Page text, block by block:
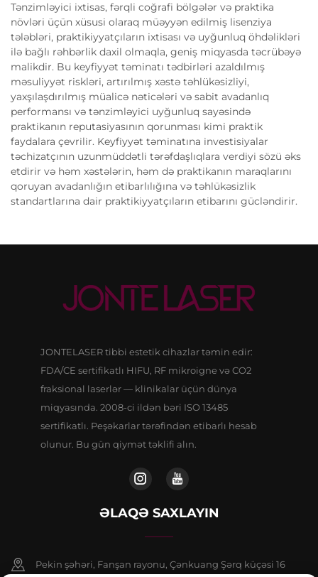
Tənzimləyici ixtisas, fərqli coğrafi bölgələr və praktika
növləri üçün xüsusi olaraq müəyyən edilmiş lisenziya
tələbləri, praktikiyyatçıların ixtisası və uyğunluq öhdəlikləri
ilə bağlı rəhbərlik daxil olmaqla, geniş miqyasda təcrübəyə
malikdir. Bu keyfiyyət təminatı tədbirləri azaldılmış
məsuliyyət riskləri, artırılmış xəstə təhlükəsizliyi,
yaxşılaşdırılmış müalicə nəticələri və sabit avadanlıq
performansı və tənzimləyici uyğunluq sayəsində
praktikanın reputasiyasının qorunması kimi praktik
faydalara çevrilir. Keyfiyyət təminatına investisiyalar
təchizatçının uzunmüddətli tərəfdaşlıqlara verdiyi sözü əks
etdirir və həm xəstələrin, həm də praktikanın maraqlarını
qoruyan avadanlığın etibarlılığına və təhlükəsizlik
standartlarına dair praktikiyyatçıların etibarını gücləndirir.
JONTELASER tibbi estetik cihazlar təmin edir:
FDA/CE sertifikatlı HIFU, RF mikroigne və CO2
fraksional laserlər — klinikalar üçün dünya
miqyasında. 2008-ci ildən bəri ISO 13485
sertifikatlı. Peşəkarlar tərəfindən etibarlı hesab
olunur. Bu gün qiymət təklifi alın.
ƏLAQƏ SAXLAYIN
Pekin şəhəri, Fanşan rayonu, Çənkuang Şərq küçəsi 16